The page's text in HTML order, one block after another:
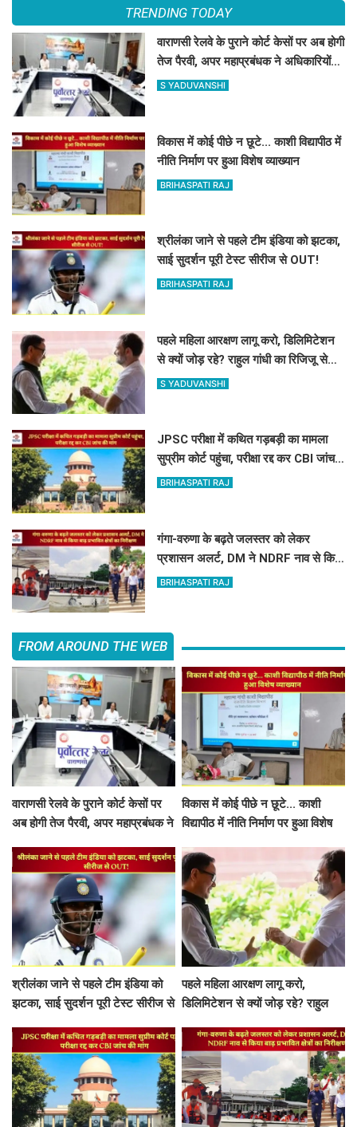
TRENDING TODAY
वाराणसी रेलवे के पुराने कोर्ट केसों पर अब होगी
तेज पैरवी, अपर महाप्रबंधक ने अधिकारियों
को दिए टाइम पर पैरवी का आदेश
S YADUVANSHI
विकास में कोई पीछे न छूटे... काशी विद्यापीठ में
नीति निर्माण पर हुआ विशेष व्याख्यान
BRIHASPATI RAJ
श्रीलंका जाने से पहले टीम इंडिया को झटका,
साई सुदर्शन पूरी टेस्ट सीरीज से OUT!
BRIHASPATI RAJ
पहले महिला आरक्षण लागू करो, डिलिमिटेशन
से क्यों जोड़ रहे? राहुल गांधी का रिजिजू से
सवाल
S YADUVANSHI
JPSC परीक्षा में कथित गड़बड़ी का मामला
सुप्रीम कोर्ट पहुंचा, परीक्षा रद्द कर CBI जांच
की मांग
BRIHASPATI RAJ
गंगा-वरुणा के बढ़ते जलस्तर को लेकर
प्रशासन अलर्ट, DM ने NDRF नाव से किया
बाढ़ प्रभावित क्षेत्रों का निरीक्षण
BRIHASPATI RAJ
FROM AROUND THE WEB
वाराणसी रेलवे के पुराने कोर्ट केसों पर
अब होगी तेज पैरवी, अपर महाप्रबंधक ने
आदेश
विकास में कोई पीछे न छूटे... काशी
विद्यापीठ में नीति निर्माण पर हुआ विशेष
श्रीलंका जाने से पहले टीम इंडिया को
झटका, साई सुदर्शन पूरी टेस्ट सीरीज से
पहले महिला आरक्षण लागू करो,
डिलिमिटेशन से क्यों जोड़ रहे? राहुल